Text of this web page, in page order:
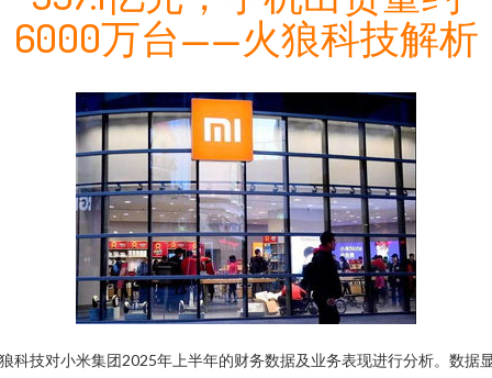
6000万台——火狼科技解析
科技对小米集团2025年上半年的财务数据及业务表现进行分析。数据